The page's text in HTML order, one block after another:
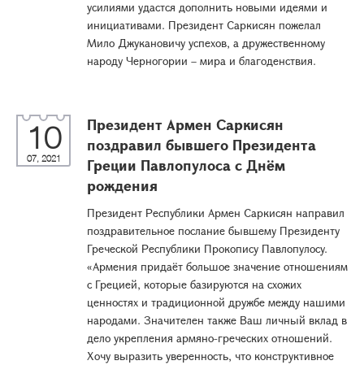
усилиями удастся дополнить новыми идеями и
инициативами. Президент Саркисян пожелал
Мило Джукановичу успехов, а дружественному
народу Черногории – мира и благоденствия.
10
07, 2021
Президент Армен Саркисян
поздравил бывшего Президента
Греции Павлопулоса с Днём
рождения
Президент Республики Армен Саркисян направил
поздравительное послание бывшему Президенту
Греческой Республики Прокопису Павлопулосу.
«Армения придаёт большое значение отношениям
с Грецией, которые базируются на схожих
ценностях и традиционной дружбе между нашими
народами. Значителен также Ваш личный вклад в
дело укрепления армяно-греческих отношений.
Хочу выразить уверенность, что конструктивное